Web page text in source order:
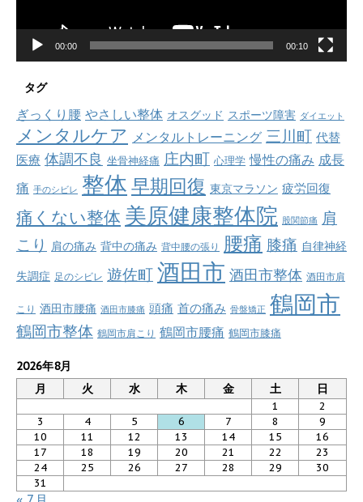
00:00 00:10
タグ
ぎっくり腰 やさしい整体 オスグッド スポーツ障害 ダイエット
メンタルケア メンタルトレーニング 三川町 代替
医療 体調不良 坐骨神経痛 庄内町 心理学 慢性の痛み 成長
痛 手のシビレ 整体 早期回復 東京マラソン 疲労回復
痛くない整体 美原健康整体院 股関節痛 肩
こり 肩の痛み 背中の痛み 背中腰の張り 腰痛 膝痛 自律神経
失調症 足のシビレ 遊佐町 酒田市 酒田市整体 酒田市肩
こり 酒田市腰痛 酒田市膝痛 頭痛 首の痛み 骨盤矯正 鶴岡市
鶴岡市整体 鶴岡市肩こり 鶴岡市腰痛 鶴岡市膝痛
2026年8月
月
火 水 木 金 土 日
1
2
3
4 5 6 7 8
9
10
11 12 13 14 15
16
17
18 19 20 21 22
23
24
25 26 27 28 29
30
31